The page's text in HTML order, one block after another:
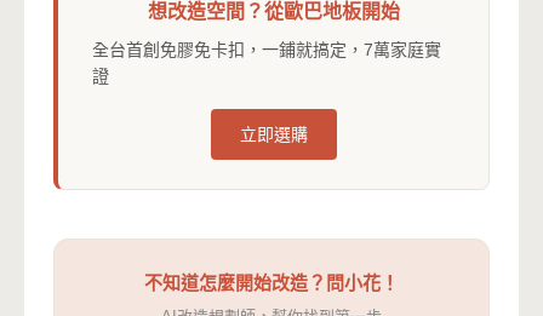
想改造空間？從歐巴地板開始
全台首創免膠免卡扣，一鋪就搞定，7萬家庭實
證
立即選購
不知道怎麼開始改造？問小花！